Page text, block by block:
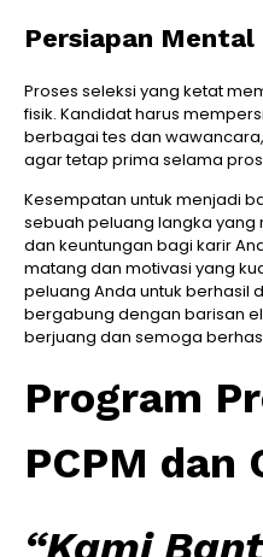
Persiapan Mental
Proses seleksi yang ketat
fisik. Kandidat harus
berbagai tes dan
agar tetap prima selama
Kesempatan untuk menjadi
sebuah peluang langka
dan keuntungan bagi karir
matang dan motivasi yang
peluang Anda untuk berhasil
bergabung dengan barisan
berjuang dan semoga
Program
PCPM dan